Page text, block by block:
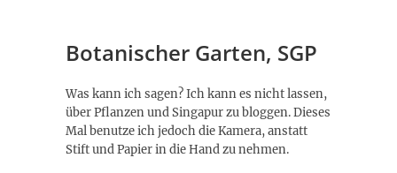
Botanischer Garten, SGP
Was kann ich sagen? Ich kann es nicht lassen,
über Pflanzen und Singapur zu bloggen. Dieses
Mal benutze ich jedoch die Kamera, anstatt
Stift und Papier in die Hand zu nehmen.